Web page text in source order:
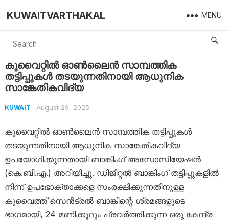
KUWAITVARTHAKAL MENU
Home Kuwait കുവൈറ്റിൽ ഓൺലൈൻ സാമ്പത്തിക തട്ടിപ്പുകൾ തടയുന്നതിനായി ആധുനിക സാങ്കേതികവിദ്യ
കുവൈറ്റിൽ ഓൺലൈൻ സാമ്പത്തിക
തട്ടിപ്പുകൾ തടയുന്നതിനായി ആധുനിക
സാങ്കേതികവിദ്യ
KUWAIT August 29, 2025
കുവൈറ്റിൽ ഓൺലൈൻ സാമ്പത്തിക തട്ടിപ്പുകൾ
തടയുന്നതിനായി ആധുനിക സാങ്കേതികവിദ്യ
ഉപയോഗിക്കുന്നതായി ബാങ്കിംഗ് അസോസിയേഷൻ
(കെ.ബി.എ.) അറിയിച്ചു. ഡിജിറ്റൽ ബാങ്കിംഗ് തട്ടിപ്പുകളിൽ
നിന്ന് ഉപഭോക്താക്കളെ സംരക്ഷിക്കുന്നതിനുള്ള
കുവൈത്ത് സെൻട്രൽ ബാങ്കിന്റെ ശ്രമങ്ങളുടെ
ഭാഗമായി, 24 മണിക്കൂറും പ്രവർത്തിക്കുന്ന ഒരു കേന്ദ്ര